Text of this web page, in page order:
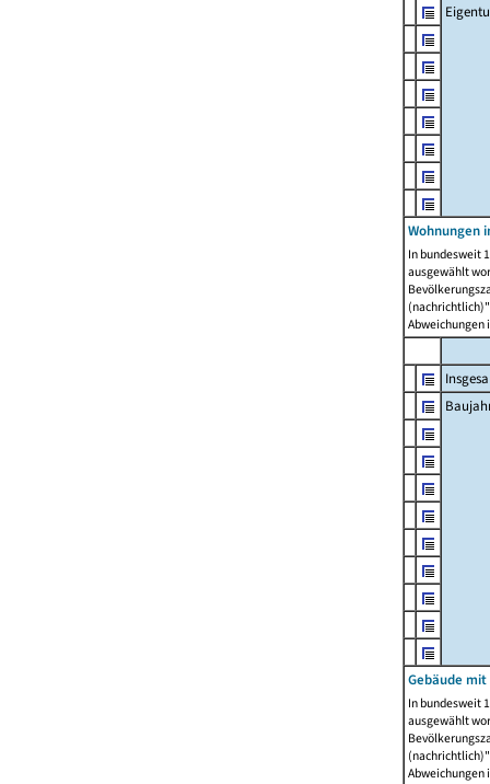
Wohnungen
In bundesweit
ausgewählt
Abweichungen
Gebäude mit
In bundesweit
ausgewählt
Abweichungen